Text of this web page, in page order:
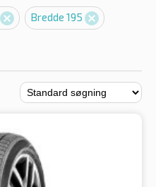
Bredde 195